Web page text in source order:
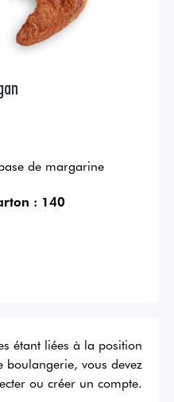
de margarine
: 140
étant liées à la position
boulangerie, vous devez
ou créer un compte.